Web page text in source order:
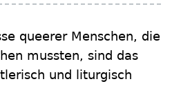
queerer Menschen, die
mussten, sind das
und liturgisch